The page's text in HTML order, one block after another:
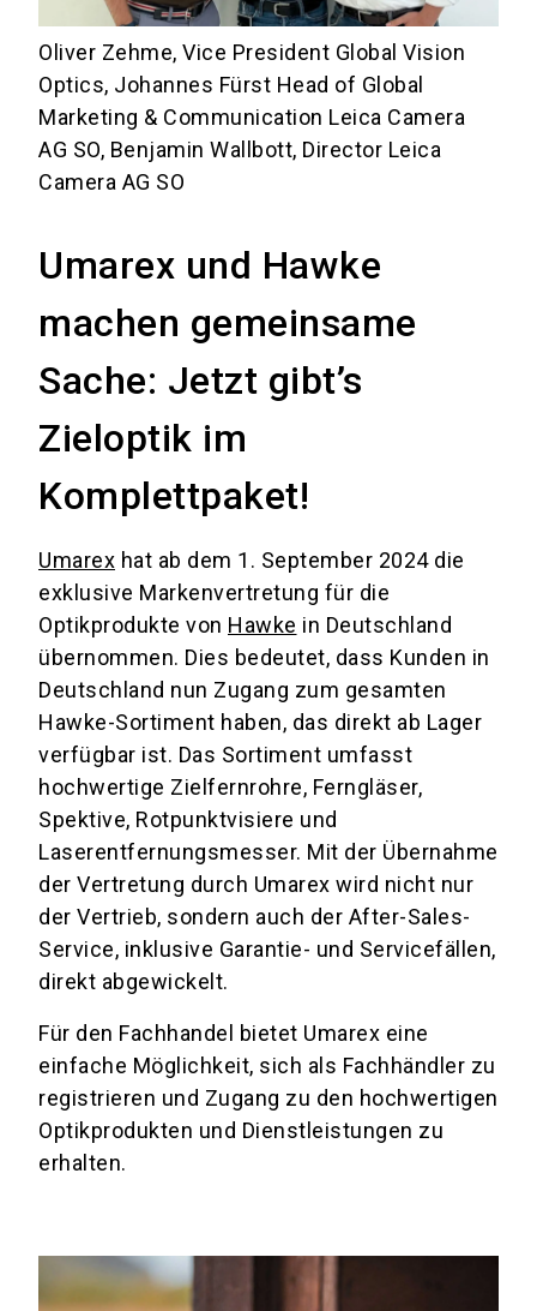
Oliver Zehme, Vice President Global Vision
Optics, Johannes Fürst Head of Global
Marketing & Communication Leica Camera
AG SO, Benjamin Wallbott, Director Leica
Camera AG SO
Umarex und Hawke
machen gemeinsame
Sache: Jetzt gibt’s
Zieloptik im
Komplettpaket!
Umarex hat ab dem 1. September 2024 die
exklusive Markenvertretung für die
Optikprodukte von Hawke in Deutschland
übernommen. Dies bedeutet, dass Kunden in
Deutschland nun Zugang zum gesamten
Hawke-Sortiment haben, das direkt ab Lager
verfügbar ist. Das Sortiment umfasst
hochwertige Zielfernrohre, Ferngläser,
Spektive, Rotpunktvisiere und
Laserentfernungsmesser. Mit der Übernahme
der Vertretung durch Umarex wird nicht nur
der Vertrieb, sondern auch der After-Sales-
Service, inklusive Garantie- und Servicefällen,
direkt abgewickelt.
Für den Fachhandel bietet Umarex eine
einfache Möglichkeit, sich als Fachhändler zu
registrieren und Zugang zu den hochwertigen
Optikprodukten und Dienstleistungen zu
erhalten.